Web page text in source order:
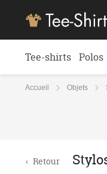
Tee-shirts Polos
Accueil Objets
‹ Retour